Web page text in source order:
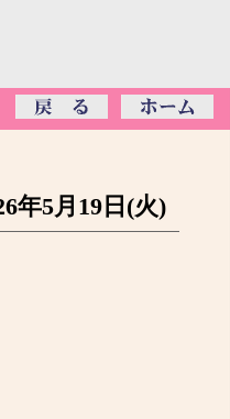
年5月19日(火)